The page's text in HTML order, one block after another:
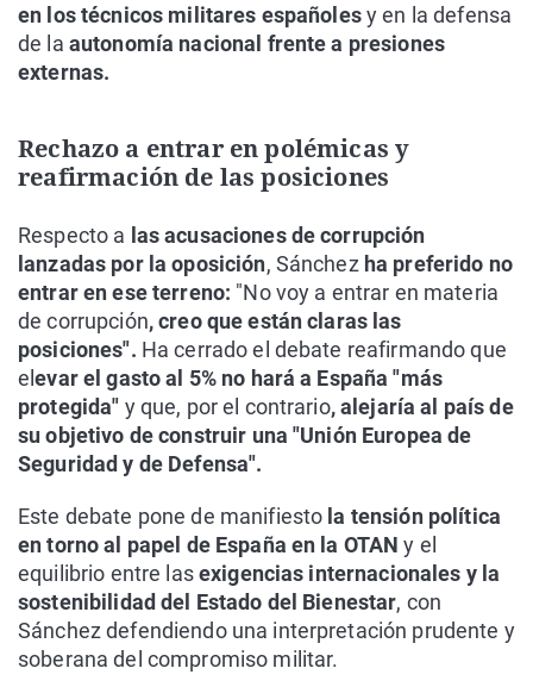
en los técnicos militares españolesy en la defensa
de la autonomía nacional frente a presiones
externas.
Rechazo a entrar en polémicas y
reafirmación de las posiciones
Respecto a las acusaciones de corrupción
lanzadas por la oposición, Sánchez ha preferido no
entrar en ese terreno: "No voy a entrar en materia
de corrupción, creo que están claras las
posiciones". Ha cerrado el debate reafirmando que
elevar el gasto al 5% no hará a España "más
protegida" y que, por el contrario, alejaría al país de
su objetivo de construir una "Unión Europea de
Seguridad y de Defensa".
Este debate pone de manifiesto la tensión política
en torno al papel de España en la OTAN y el
equilibrio entre lasexigencias internacionales y la
sostenibilidad del Estado del Bienestar, con
Sánchez defendiendo una interpretación prudente y
soberana del compromiso militar.